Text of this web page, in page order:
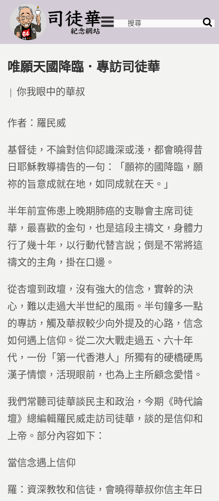
唯願天國降臨．專訪司徒華
Posted
你我眼中的華叔
作者：羅民威
基督徒，不論對信仰認識深或淺，都會曉得昔
日耶穌教導禱告的一句：「願祢的國降臨，願
祢的旨意成就在地，如同成就在天。」
半年前宣佈患上晚期肺癌的支聯會主席司徒
華，最喜歡的金句，也是這段主禱文，身體力
行了幾十年，以行動代替言說；倒是不常將這
禱文的主角，掛在口邊。
從杏壇到政壇，沒有強大的信念，實幹的決
心，難以走過大半世紀的風雨。半句鐘多一點
的專訪，觸及華叔較少向外提及的心路，信念
如何遇上信仰。從二次大戰走過五、六十年
代，一份「第一代香港人」所獨有的硬橋硬馬
漢子情懷，活現眼前，也為上主所顧念愛惜。
我們常聽司徒華談民主和政治，今期《時代論
壇》總編輯羅民威走訪司徒華，談的是信仰和
上帝。部分內容如下：
當信念遇上信仰
羅：資深教牧和信徒，會曉得華叔你信主年日